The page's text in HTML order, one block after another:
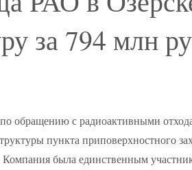
за 794 млн
обращению с радиоактивными
пункта приповерхностного
была единственным